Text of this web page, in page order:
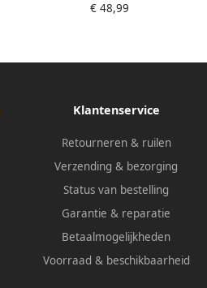
€ 48,99
Klantenservice
Retourneren & ruilen
Verzending & bezorging
Status van bestelling
Garantie & reparatie
Betaalmogelijkheden
Voorraad & beschikbaarheid